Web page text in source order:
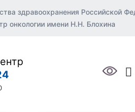
здравоохранения Российской
онкологии имени Н.Н. Блохина